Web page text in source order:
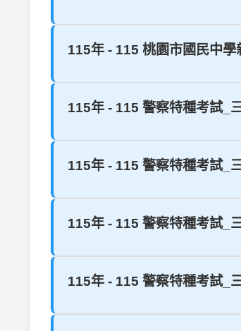
115年 - 115 桃園市國民中
115年 - 115 警察特種考試_
115年 - 115 警察特種考試_
115年 - 115 警察特種考試_
115年 - 115 警察特種考試_